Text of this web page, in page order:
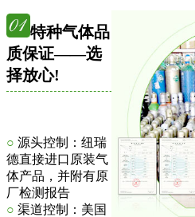
特种气体品
质保证——选
择放心!
○ 源头控制：纽瑞
德直接进口原装气
体产品，并附有原
厂检测报告
○ 渠道控制：美国